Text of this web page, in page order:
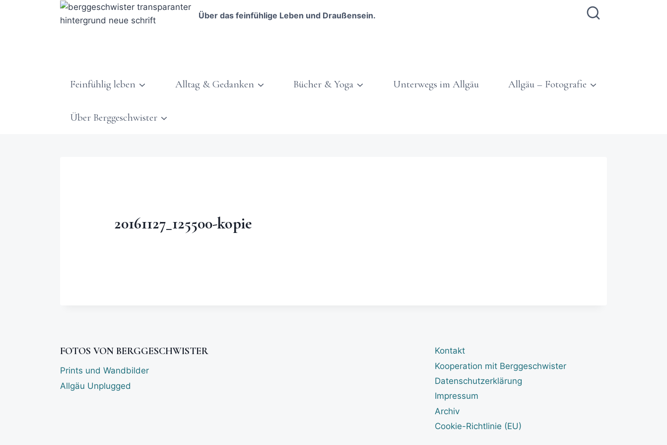
Über das feinfühlige Leben und Draußensein.
Feinfühlig leben Alltag & Gedanken Bücher & Yoga Unterwegs im Allgäu Allgäu – Fotografie
Über Berggeschwister
20161127_125500-kopie
FOTOS VON BERGGESCHWISTER
Prints und Wandbilder
Allgäu Unplugged
Kontakt
Kooperation mit Berggeschwister
Datenschutzerklärung
Impressum
Archiv
Cookie-Richtlinie (EU)